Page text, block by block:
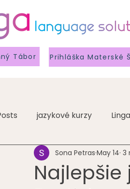
Tábor Prihláška Materské
jazykové kurzy
Sona Petras May 14 3